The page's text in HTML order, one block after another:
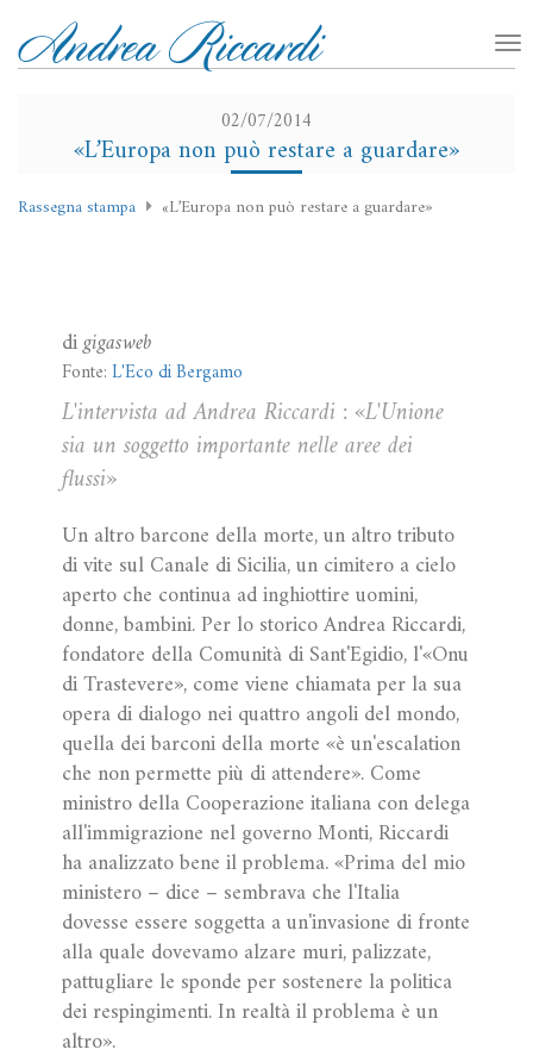
02/07/2014
«L’Europa non può restare a guardare»
Rassegna stampa «L’Europa non può restare a guardare»
digigasweb
Fonte:L'Eco di Bergamo
L'intervista ad Andrea Riccardi : «L'Unione
sia un soggetto importante nelle aree dei
flussi»
Un altro barcone della morte, un altro tributo
di vite sul Canale di Sicilia, un cimitero a cielo
aperto che continua ad inghiottire uomini,
donne, bambini. Per lo storico Andrea Riccardi,
fondatore della Comunità di Sant'Egidio, l'«Onu
di Trastevere», come viene chiamata per la sua
opera di dialogo nei quattro angoli del mondo,
quella dei barconi della morte «è un'escalation
che non permette più di attendere». Come
ministro della Cooperazione italiana con delega
all'immigrazione nel governo Monti, Riccardi
ha analizzato bene il problema. «Prima del mio
ministero – dice – sembrava che l'Italia
dovesse essere soggetta a un'invasione di fronte
alla quale dovevamo alzare muri, palizzate,
pattugliare le sponde per sostenere la politica
dei respingimenti. In realtà il problema è un
altro».